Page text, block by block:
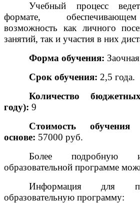
Учебный процесс
формате,
возможность как личного
занятий, так и участия в них
Форма обучения: Заочная
Срок обучения: 2,5 года.
Количество
году): 9
Стоимость
основе: 57000 руб.
Более подробную
образовательной программе
Информация для
образовательную программу: